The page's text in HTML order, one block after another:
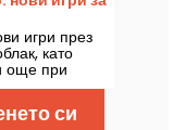
в
игри през
като
още при
на си